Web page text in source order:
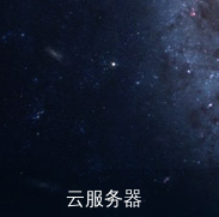
云服务器